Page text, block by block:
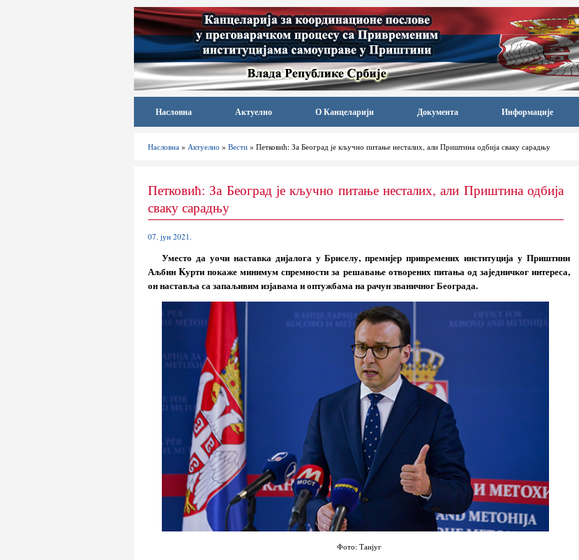
Насловна Актуелно О Канцеларији Документа Информације
Насловна » Актуелно » Вести » Петковић: За Београд је кључно питање несталих, али Приштина одбија сваку сарадњу
Петковић: За Београд је кључно питање несталих, али Приштина одбија
сваку сарадњу
07. јун 2021.
Уместо да уочи наставка дијалога у Бриселу, премијер привремених институција у Приштини
Аљбин Kурти покаже минимум спремности за решавање отворених питања од заједничког интереса,
он наставља са запаљивим изјавама и оптужбама на рачун званичног Београда.
Фото: Танјуг